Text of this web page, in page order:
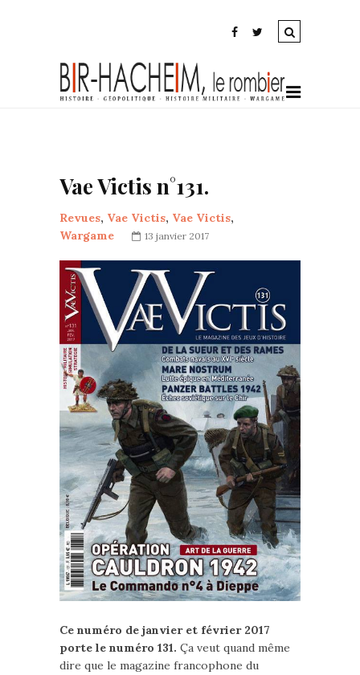
Vae Victis n°131.
Revues, Vae Victis, Vae Victis,
Wargame
13 janvier 2017
Ce numéro de janvier et février 2017
porte le numéro 131. Ça veut quand même
dire que le magazine francophone du